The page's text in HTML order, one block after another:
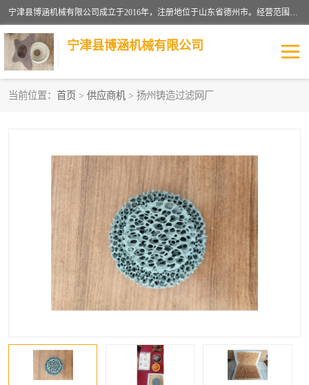
宁津县博涵机械有限公司成立于2016年，注册地位于山东省德州市。经营范围包括：机械设备研发、生产及销售，铸造用造型材料生产、销售，玻璃纤维及制品制造、销售，汽车零配件零售，机械零件、零部件加工，机械零件、零部件销售等；主要产品有：纤维过滤网,陶瓷过滤器,泡沫陶瓷过滤器,耐高温纤维过滤器,铸铁过滤器,铸铜过滤网,铸铝过滤网,铝轮毂过滤网,高效过滤网,高效陶瓷过滤网,高效纤维过滤网。
宁津县博涵机械有限公司
当前位置： 首页 > 供应商机 > 扬州铸造过滤网厂
纤维网 挡渣棉
挡渣网 避脏网